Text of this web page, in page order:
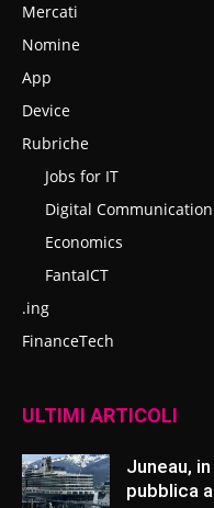
Mercati
Nomine
App
Device
Rubriche
Jobs for IT
Digital Communication
Economics
FantaICT
.ing
FinanceTech
ULTIMI ARTICOLI
Juneau,
pubblica